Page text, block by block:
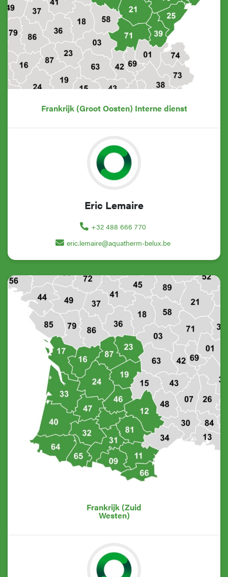
Frankrijk (Groot Oosten) Interne dienst
Eric Lemaire
+32 488 666 770
eric.lemaire@aquatherm-belux.be
Frankrijk (Zuid
Westen)